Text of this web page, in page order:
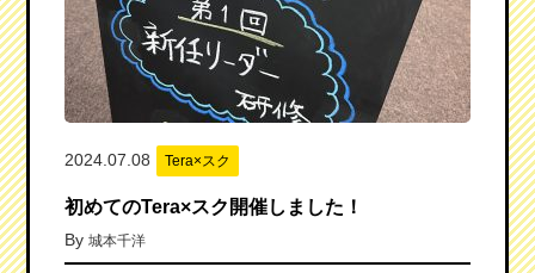
2024.07.08 Tera×スク
初めてのTera×スク開催しました！
By 城本千洋